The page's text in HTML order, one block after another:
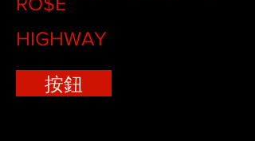
HIGHWAY
按鈕